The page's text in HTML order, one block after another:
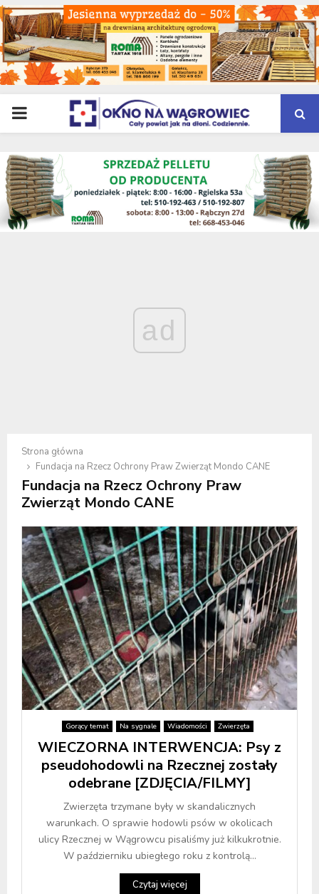
PRIMARY
MENU
ad
Strona główna
Fundacja na Rzecz Ochrony Praw Zwierząt Mondo CANE
Fundacja na Rzecz Ochrony Praw
Zwierząt Mondo CANE
Gorący temat Na sygnale Wiadomości Zwierzęta
WIECZORNA INTERWENCJA: Psy z
pseudohodowli na Rzecznej zostały
odebrane [ZDJĘCIA/FILMY]
Zwierzęta trzymane były w skandalicznych
warunkach. O sprawie hodowli psów w okolicach
ulicy Rzecznej w Wągrowcu pisaliśmy już kilkukrotnie.
W październiku ubiegłego roku z kontrolą...
Czytaj więcej